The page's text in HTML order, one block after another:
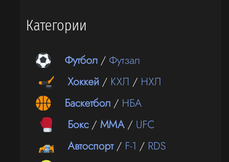
Категории
Футбол /Футзал
Хоккей / КХЛ / НХЛ
Баскетбол / НБА
Бокс / ММА/ UFC
Автоспорт/ F-1 / RDS